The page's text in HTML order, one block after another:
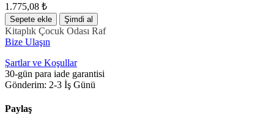
1.775,08 ₺
Sepete ekle Şimdi al
Kitaplık Çocuk Odası Raf
Bize Ulaşın
Şartlar ve Koşullar
30-gün para iade garantisi
Gönderim: 2-3 İş Günü
Paylaş